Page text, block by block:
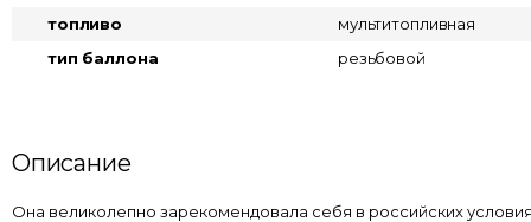
топливо
мультитопливная
тип баллона
резьбовой
Описание
Она великолепно зарекомендовала себя в российских